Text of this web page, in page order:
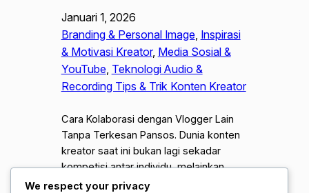
Januari 1, 2026
Branding & Personal Image, Inspirasi
& Motivasi Kreator, Media Sosial &
YouTube, Teknologi Audio &
Recording Tips & Trik Konten Kreator
Cara Kolaborasi dengan Vlogger Lain
Tanpa Terkesan Pansos. Dunia konten
kreator saat ini bukan lagi sekadar
kompetisi antar individu, melainkan
tentang bagaimana membangun
We respect your privacy